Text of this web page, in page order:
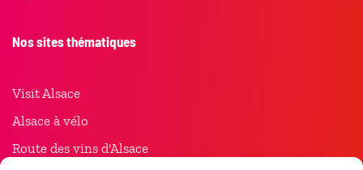
Nos sites thématiques
Visit Alsace
Alsace à vélo
Route des vins d'Alsace